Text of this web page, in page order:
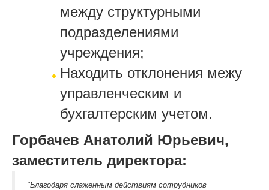
между структурными
подразделениями
учреждения;
Находить отклонения межу
управленческим и
бухгалтерским учетом.
Горбачев Анатолий Юрьевич,
заместитель директора:
"Благодаря слаженным действиям сотрудников